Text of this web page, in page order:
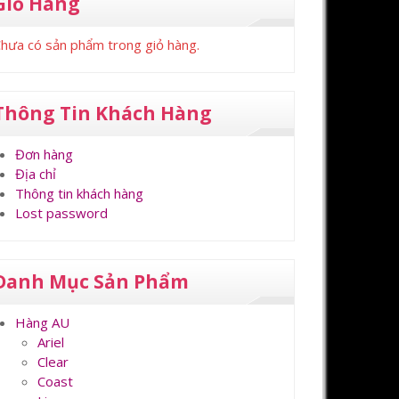
có sản phẩm trong giỏ hàng.
Tin Khách Hàng
Đơn hàng
Địa chỉ
Thông tin khách hàng
Lost password
Mục Sản Phẩm
Hàng AU
Ariel
Clear
Coast